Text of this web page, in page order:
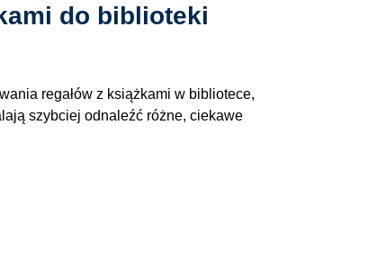
do biblioteki
regałów z książkami w bibliotece,
szybciej odnaleźć różne, ciekawe